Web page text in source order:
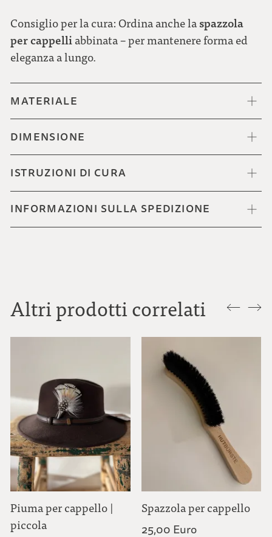
Consiglio per la cura: Ordina anche laspazzola
per cappelli abbinata – per mantenere forma ed
eleganza a lungo.
MATERIALE
DIMENSIONE
ISTRUZIONI DI CURA
INFORMAZIONI SULLA SPEDIZIONE
Altri prodotti correlati
Piuma per cappello |
piccola
Spazzola per cappello
25,00 Euro